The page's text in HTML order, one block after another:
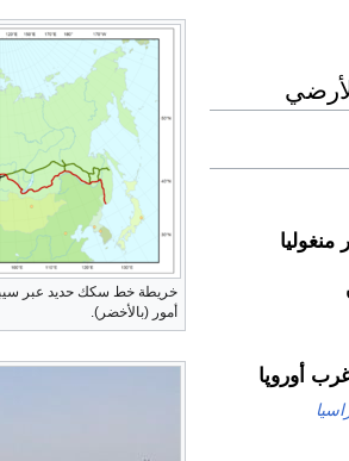
خريطة خط سكك حديد عبر
أمور (بالأخضر).
أوروپا